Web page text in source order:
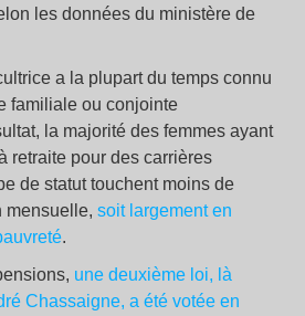
les données du ministère de
a la plupart du temps connu
familiale ou conjointe
la majorité des femmes ayant
retraite pour des carrières
de statut touchent moins de
mensuelle, soit largement en
.
une deuxième loi, là
Chassaigne, a été votée en